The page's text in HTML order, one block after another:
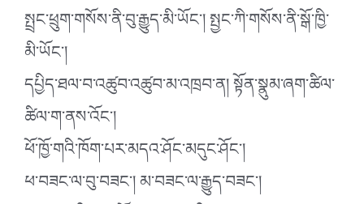
སྤྲང་ཕྲུག་གསོས་ནི་བུ་རྒྱུད་མི་ཡོང་། སྤྱང་ཀི་གསོས་ནི་སྒོ་ཁྱི་
མི་ཡོང་།
དཔྱིད་ཐལ་བ་འཚུབ་འཚུབ་མ་འཁྲབ་ན། སྟོན་སྣུམ་ཞག་ཚིལ་
ཚིལ་ག་ནས་འོང་།
ཕོ་ཁྱོ་གའི་ཁོག་པར་མདའ་ཤོང་མདུང་ཤོང་།
ཕ་བཟང་ལ་བུ་བཟང་། མ་བཟང་ལ་རྒྱུད་བཟང་།